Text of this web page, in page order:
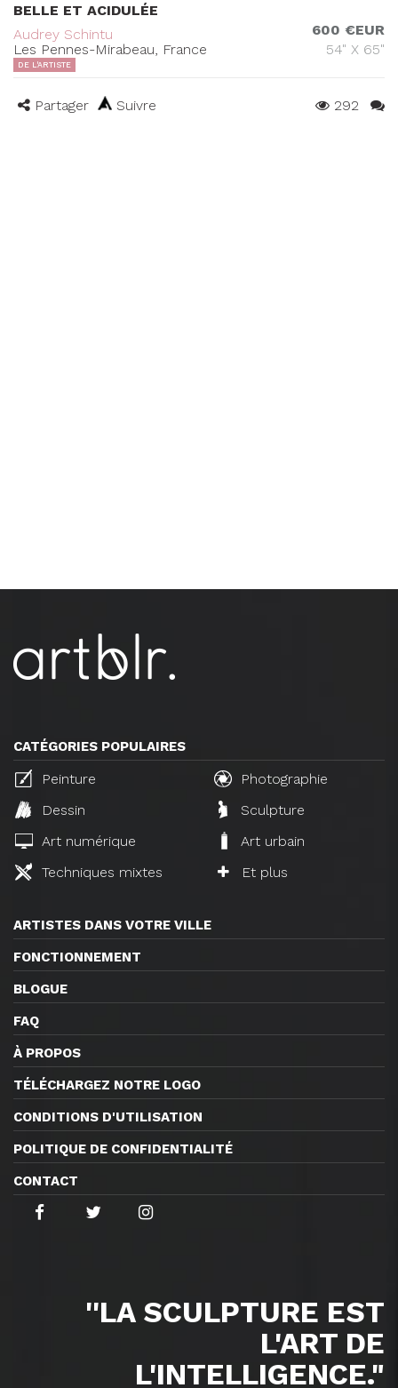
BELLE ET ACIDULÉE
Audrey Schintu
Les Pennes-Mirabeau, France
600 €EUR
54" X 65"
DE L'ARTISTE
Partager Suivre 292
CATÉGORIES POPULAIRES
Peinture
Photographie
Dessin
Sculpture
Art numérique
Art urbain
Techniques mixtes
Et plus
ARTISTES DANS VOTRE VILLE
FONCTIONNEMENT
BLOGUE
FAQ
À PROPOS
TÉLÉCHARGEZ NOTRE LOGO
CONDITIONS D'UTILISATION
POLITIQUE DE CONFIDENTIALITÉ
CONTACT
''LA SCULPTURE EST
L'ART DE
L'INTELLIGENCE."